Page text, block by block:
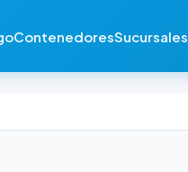
ContenedoresSucursales